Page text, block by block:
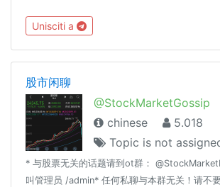
Unisciti a
股市闲聊
@StockMarketGossip
chinese
5.018
Topic is not
* 与股票无关的话题请到ot群：
叫管理员 /admin* 任何私聊与本群无关！请不